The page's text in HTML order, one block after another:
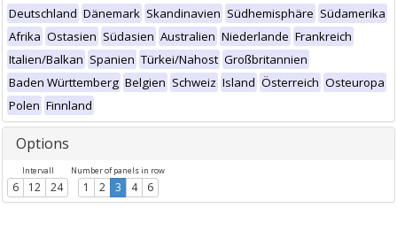
Deutschland Dänemark Skandinavien Südhemisphäre Südamerika
Afrika Ostasien Südasien Australien Niederlande Frankreich
Italien/Balkan Spanien Türkei/Nahost Großbritannien
Baden Württemberg Belgien Schweiz Island Österreich Osteuropa
Polen Finnland
Options
Intervall
6 12 24
Number of panels in row
1 2 3 4 6